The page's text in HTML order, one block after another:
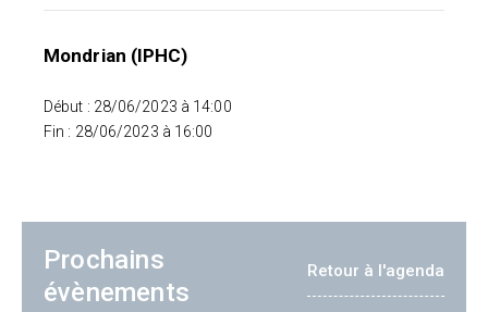
Mondrian (IPHC)
Début : 28/06/2023 à 14:00
Fin : 28/06/2023 à 16:00
Prochains
évènements
Retour à l'agenda